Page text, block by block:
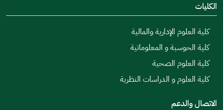
الكليات
كلية العلوم الإدارية والمالية
كلية الحوسبة و المعلوماتية
كلية العلوم الصحية
كلية العلوم و الدراسات النظرية
الاتصال والدعم